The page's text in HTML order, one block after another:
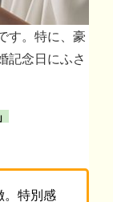
す。特に、豪
記念日にふさ
。特別感